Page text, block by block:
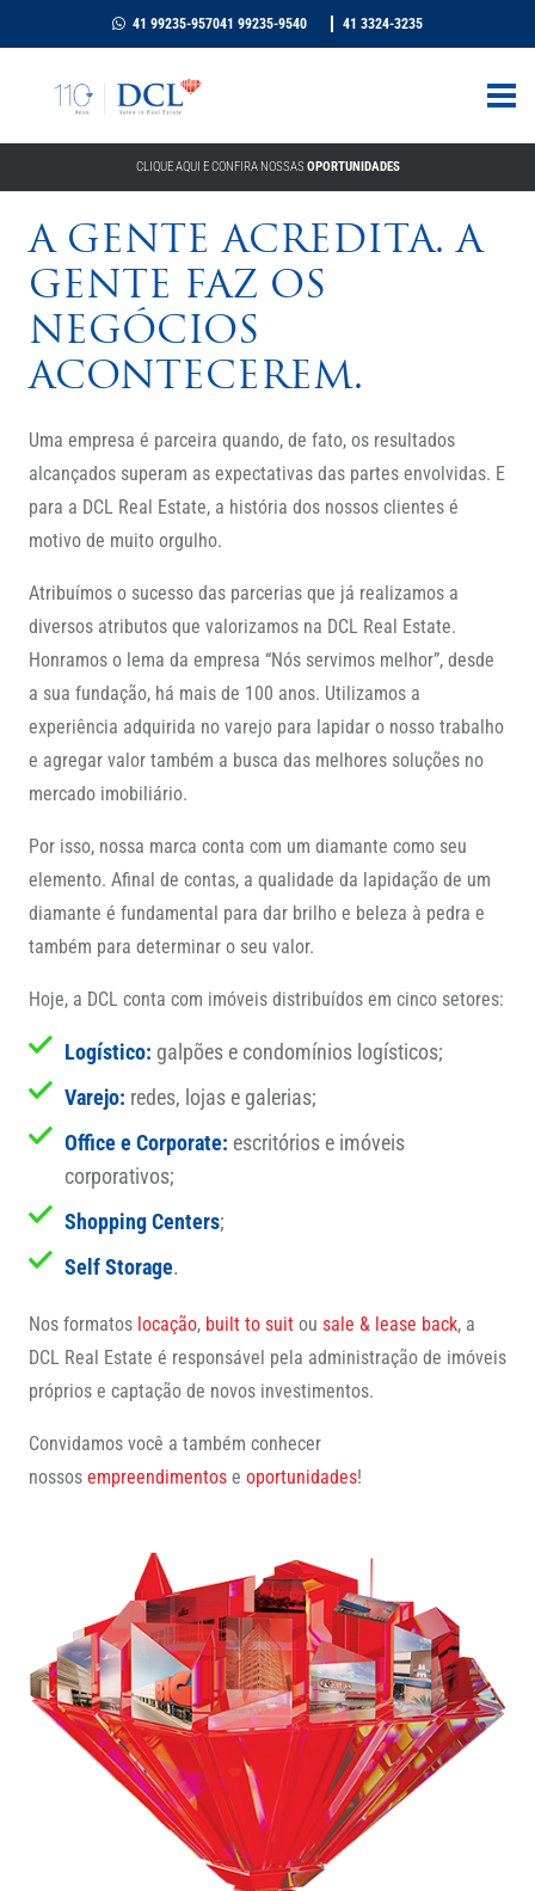
41 99235-957041 99235-9540 41 3324-3235
CLIQUE AQUI E CONFIRA NOSSASOPORTUNIDADES
A GENTE ACREDITA. A
GENTE FAZ OS
NEGÓCIOS
ACONTECEREM.
Uma empresa é parceira quando, de fato, os resultados
alcançados superam as expectativas das partes envolvidas. E
para a DCL Real Estate, a história dos nossos clientes é
motivo de muito orgulho.
Atribuímos o sucesso das parcerias que já realizamos a
diversos atributos que valorizamos na DCL Real Estate.
Honramos o lema da empresa “Nós servimos melhor”, desde
a sua fundação, há mais de 100 anos. Utilizamos a
experiência adquirida no varejo para lapidar o nosso trabalho
e agregar valor também a busca das melhores soluções no
mercado imobiliário.
Por isso, nossa marca conta com um diamante como seu
elemento. Afinal de contas, a qualidade da lapidação de um
diamante é fundamental para dar brilho e beleza à pedra e
também para determinar o seu valor.
Hoje, a DCL conta com imóveis distribuídos em cinco setores:
Logístico: galpões e condomínios logísticos;
Varejo: redes, lojas e galerias;
Office e Corporate: escritórios e imóveis
corporativos;
Shopping Centers;
Self Storage.
Nos formatos locação, built to suit ou sale & lease back, a
DCL Real Estate é responsável pela administração de imóveis
próprios e captação de novos investimentos.
Convidamos você a também conhecer
nossos empreendimentos e oportunidades!